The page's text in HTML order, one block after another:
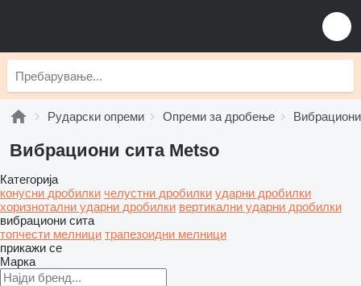
Рударски опреми Опреми за дробење
Вибрациони сита Metso
Категорија
конусни дробилки челустни дробилки ударни дробилки
хоризнотални ударни дробилки вертикални ударни дробилки
вибрациони сита
топчести мелници трапезоидни мелници
прикажи се
Марка